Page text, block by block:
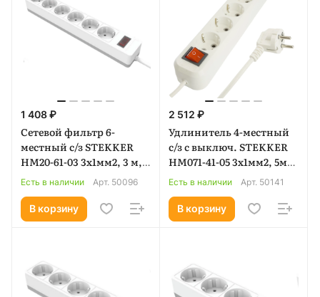
1 408 ₽
Сетевой фильтр 6-
местный с/з STEKKER
HM20-61-03 3x1мм2, 3 м,
серия Optima, белый
Есть в наличии Арт. 50096
В корзину
2 512 ₽
Удлинитель 4-местный
с/з с выключ. STEKKER
HM071-41-05 3x1мм2, 5м,
250В, 16А, 1USB+2C, 2.4A,
сер Home, белый (50141)
Есть в наличии Арт. 50141
В корзину